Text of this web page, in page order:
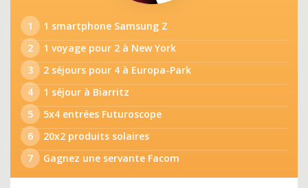
1
1 smartphone Samsung Z
2
1 voyage pour 2 à New York
3
2 séjours pour 4 à Europa-Park
4
1 séjour à Biarritz
5
5x4 entrées Futuroscope
6
20x2 produits solaires
7
Gagnez une servante Facom